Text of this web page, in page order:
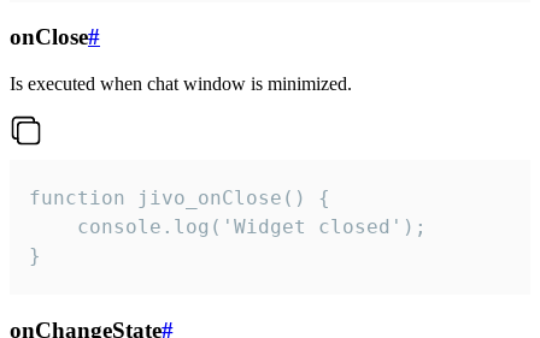
onClose#
Is executed when chat window is minimized.
function jivo_onClose() {
    console.log('Widget closed');
}
onChangeState#